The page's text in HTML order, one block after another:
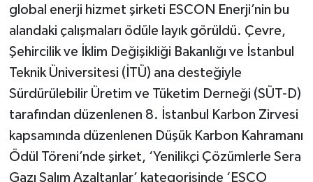
global enerji hizmet şirketi ESCON Enerji’nin bu
alandaki çalışmaları ödüle layık görüldü. Çevre,
Şehircilik ve İklim Değişikliği Bakanlığı ve İstanbul
Teknik Üniversitesi (İTÜ) ana desteğiyle
Sürdürülebilir Üretim ve Tüketim Derneği (SÜT-D)
tarafından düzenlenen 8. İstanbul Karbon Zirvesi
kapsamında düzenlenen Düşük Karbon Kahramanı
Ödül Töreni’nde şirket, ‘Yenilikçi Çözümlerle Sera
Gazı Salım Azaltanlar’ kategorisinde ‘ESCO